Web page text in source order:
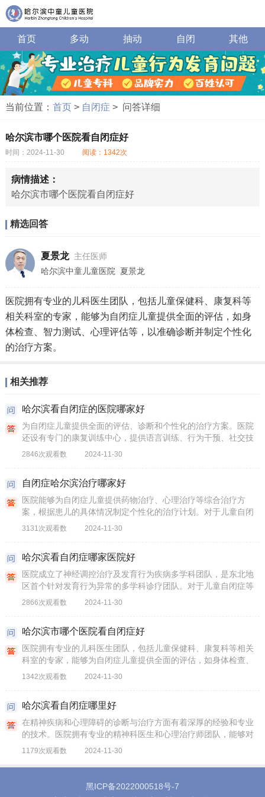
首页 多动 抽动 自闭 其他
当前位置： 首页> 自闭症 > 问答详细
哈尔滨市哪个医院看自闭症好
时间：2024-11-30 阅读：1342次
病情描述：
哈尔滨市哪个医院看自闭症好
精选回答
夏景龙 主任医师
哈尔滨中童儿童医院
夏景龙
医院拥有专业的儿科医生团队，包括儿童保健科、康复科等
相关科室的专家，能够为自闭症儿童提供全面的评估，如身
体检查、智力测试、心理评估等，以准确诊断并制定个性化
的治疗方案。
相关推荐
哈尔滨看自闭症的医院哪家好
为自闭症儿童提供全面的评估、诊断和个性化的治疗方案。医院
还设有专门的康复训练中心，提供语言训练、行为干预、社交技
能训练等康复服务。
2846次观看数 2024-11-30
自闭症哈尔滨治疗哪家好
医院能够为自闭症儿童提供药物治疗、心理治疗等综合治疗方
案，根据患儿的具体情况制定个性化的治疗计划。对于儿童自闭
症等发育行为疾病，能够开展多学科研究，提供科学精准的诊疗
3131次观看数 2024-11-30
哈尔滨看自闭症哪家医院好
医院成立了神经调控治疗及发育行为疾病多学科团队，是东北地
区首个针对发育行为异常的多学科诊疗团队。对于儿童自闭症等
发育行为疾病，能够开展多学科研究，提供科学精准的诊疗。
2866次观看数 2024-11-30
哈尔滨市哪个医院看自闭症好
医院拥有专业的儿科医生团队，包括儿童保健科、康复科等相关
科室的专家，能够为自闭症儿童提供全面的评估，如身体检查、
智力测试、心理评估等，以准确诊断并制定个性化的治疗方案。
1342次观看数 2024-11-30
哈尔滨看自闭症哪里好
在精神疾病和心理障碍的诊断与治疗方面有着深厚的经验和专业
的技术。医院拥有专业的精神科医生和心理治疗师团队，能够对
自闭症儿童进行准确的诊断，并提供药物治疗、心理治疗和行为
1179次观看数 2024-11-30
黑ICP备2022000518号-7